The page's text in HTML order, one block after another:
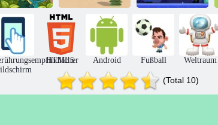
Dinoz Schussauslöser
Mr Bullet 2
online
HTML5 Android Fußball Weltraum
(Total 10)